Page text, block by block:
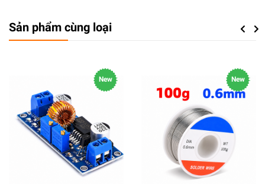
Sản phẩm cùng loại Previous
New New
Next